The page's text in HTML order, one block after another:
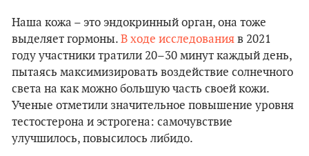
Наша кожа – это эндокринный орган, она тоже
выделяет гормоны. В ходе исследования в 2021
году участники тратили 20–30 минут каждый день,
пытаясь максимизировать воздействие солнечного
света на как можно большую часть своей кожи.
Ученые отметили значительное повышение уровня
тестостерона и эстрогена: самочувствие
улучшилось, повысилось либидо.